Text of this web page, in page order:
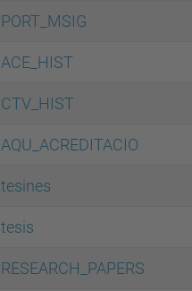
PORT_MSIG
ACE_HIST
CTV_HIST
AQU_ACREDITACIO
tesines
tesis
RESEARCH_PAPERS